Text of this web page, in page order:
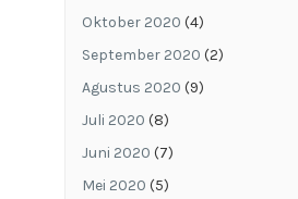
Oktober 2020 (4)
September 2020 (2)
Agustus 2020 (9)
Juli 2020 (8)
Juni 2020 (7)
Mei 2020 (5)